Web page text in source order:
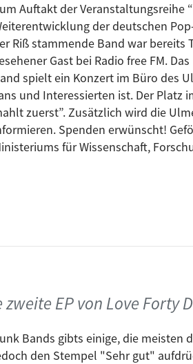
Auftakt der Veranstaltungsreihe
der deutschen
Riß stammende Band war bereits
Gast bei Radio free FM.
spielt ein Konzert im Büro des
und Interessierten ist. Der Platz
zuerst”. Zusätzlich wird die
Spenden erwünscht!
für Wissenschaft,
EP von Love Forty
Bands gibts einige, die meisten
den Stempel "Sehr gut"